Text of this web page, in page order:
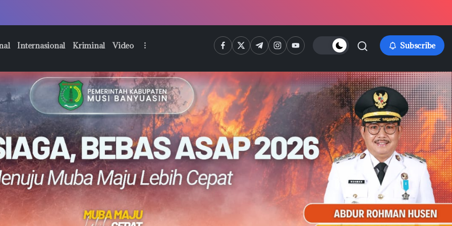
Internasional Kriminal Video https://www.facebook.com/
https://twitter.com/
https://t.me/
https://www.instagram.com/
https://youtube.com/ Subscribe